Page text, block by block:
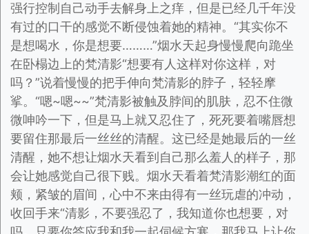
强行控制自己动手去解身上之痒，但是已经几千年没
有过的口干的感觉不断侵蚀着她的精神。“其实你不
是想喝水，你是想要………”烟水天起身慢慢爬向跪坐
在卧榻边上的梵清影“想要有人这样对你这样，对
吗？”说着慢慢的把手伸向梵清影的脖子，轻轻摩
挲。“嗯~嗯~~”梵清影被触及脖间的肌肤，忍不住微
微呻吟一下，但是马上就又忍住了，死死要着嘴唇想
要留住那最后一丝丝的清醒。这已经是她最后的一丝
清醒，她不想让烟水天看到自己那么羞人的样子，那
会让她感觉自己很下贱。烟水天看着梵清影潮红的面
颊，紧皱的眉间，心中不来由得有一丝玩虐的冲动，
收回手来“清影，不要强忍了，我知道你也想要，对